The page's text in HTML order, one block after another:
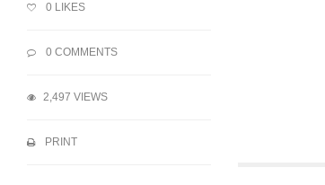
0 LIKES
0 COMMENTS
2,497 VIEWS
PRINT